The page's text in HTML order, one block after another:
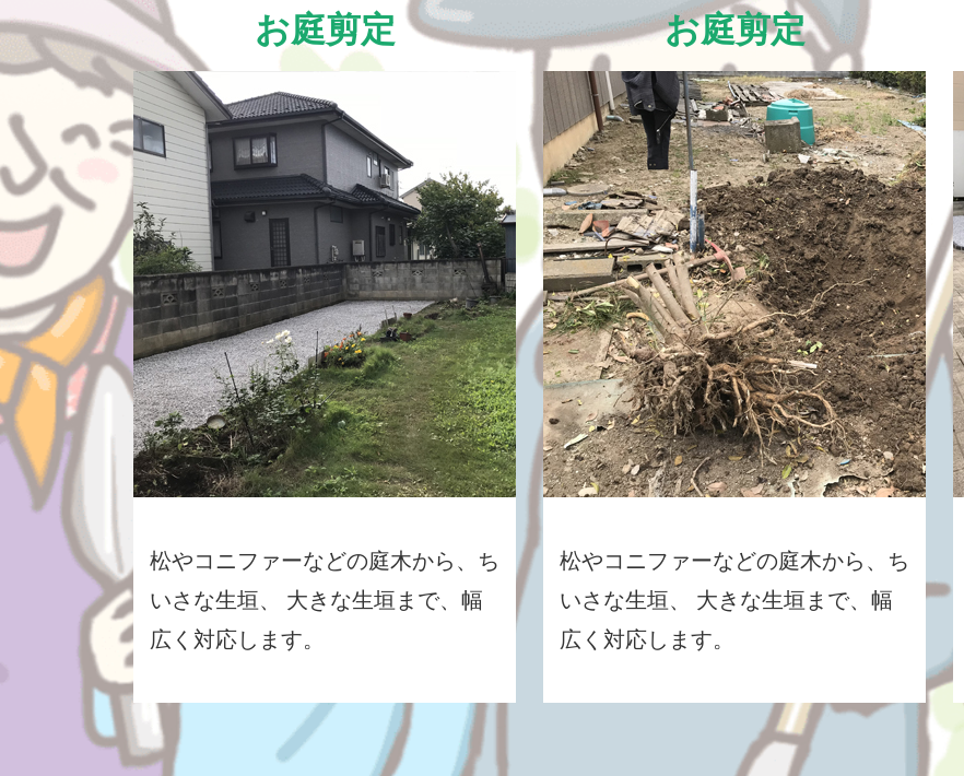
お庭剪定
松やコニファーなどの庭木から、ち
いさな生垣、 大きな生垣まで、幅
広く対応します。
お庭剪定
松やコニファーなどの庭木から、ち
いさな生垣、 大きな生垣まで、幅
広く対応します。